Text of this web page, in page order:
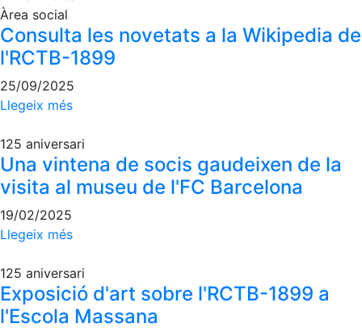
Campionat Social de Tennis
Quadres de Joc
Històric del Campionat Social
Normativa
Pàdel
Escola de Pàdel
Campionat Social Pàdel
Quadres de joc
Quadre d'Honor
Històric del Campionat Social
Àrea social
Consulta les novetats a la Wikipedia de
l'RCTB-1899
25/09/2025
Llegeix més
125 aniversari
Una vintena de socis gaudeixen de la
visita al museu de l'FC Barcelona
19/02/2025
Llegeix més
125 aniversari
Exposició d'art sobre l'RCTB-1899 a
l'Escola Massana